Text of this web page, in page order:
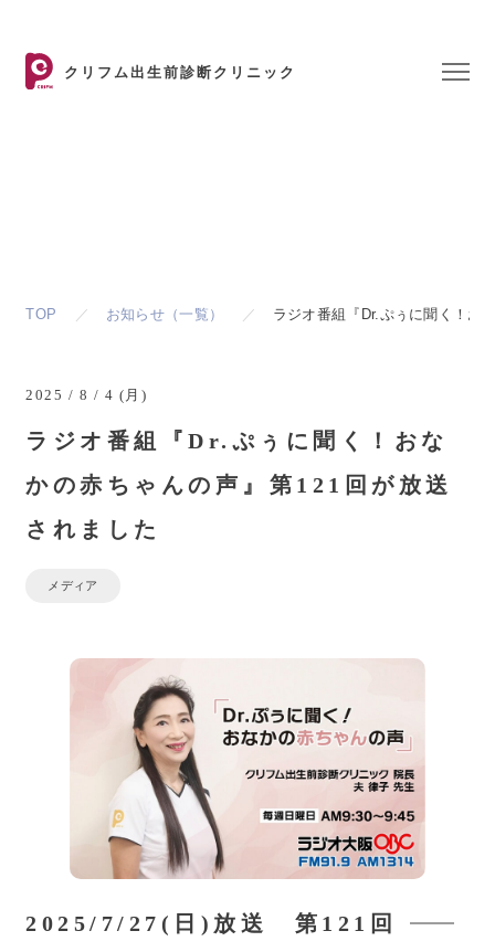
クリフム出生前診断クリニック
TOP お知らせ（一覧） ラジオ番組『Dr.ぷぅに聞く！お
2025 / 8 / 4 (月)
ラジオ番組『Dr.ぷぅに聞く！おな
かの赤ちゃんの声』第121回が放送
されました
メディア
2025/7/27(日)放送 第121回